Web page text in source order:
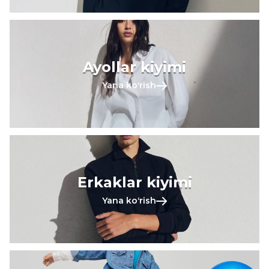
Ayollar kiyimi
Yana koʻrish
Erkaklar kiyimi
Yana koʻrish